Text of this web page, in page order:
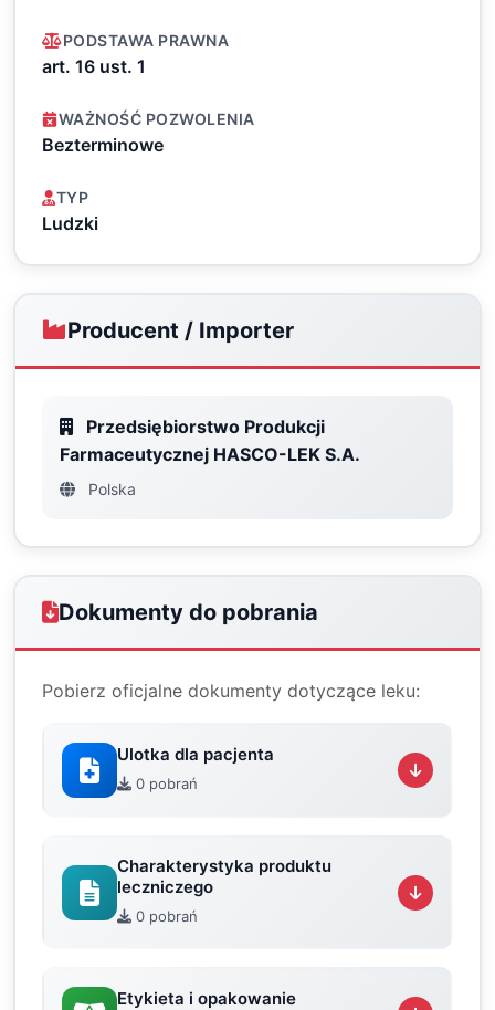
PODSTAWA PRAWNA
art. 16 ust. 1
WAŻNOŚĆ POZWOLENIA
Bezterminowe
TYP
Ludzki
Producent / Importer
Przedsiębiorstwo Produkcji
Farmaceutycznej HASCO-LEK S.A.
Polska
Dokumenty do pobrania
Pobierz oficjalne dokumenty dotyczące leku:
Ulotka dla pacjenta
0 pobrań
Charakterystyka produktu
leczniczego
0 pobrań
Etykieta i opakowanie